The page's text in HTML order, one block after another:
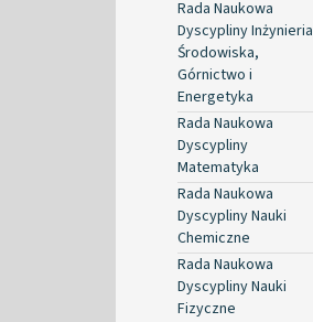
Rada Naukowa
Dyscypliny Inżynieria
Środowiska,
Górnictwo i
Energetyka
Rada Naukowa
Dyscypliny
Matematyka
Rada Naukowa
Dyscypliny Nauki
Chemiczne
Rada Naukowa
Dyscypliny Nauki
Fizyczne